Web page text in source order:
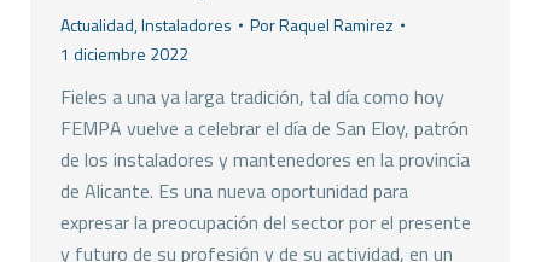
Actualidad,Instaladores PorRaquel Ramirez
1 diciembre 2022
Fieles a una ya larga tradición, tal día como hoy
FEMPA vuelve a celebrar el día de San Eloy, patrón
de los instaladores y mantenedores en la provincia
de Alicante. Es una nueva oportunidad para
expresar la preocupación del sector por el presente
y futuro de su profesión y de su actividad, en un